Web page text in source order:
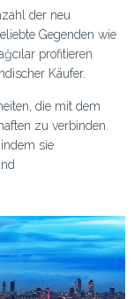
der neu
Gegenden wie
profitieren
Käufer.
die mit dem
zu verbinden.
sie